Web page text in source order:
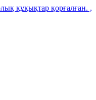
құқықтар қорғалған. ,